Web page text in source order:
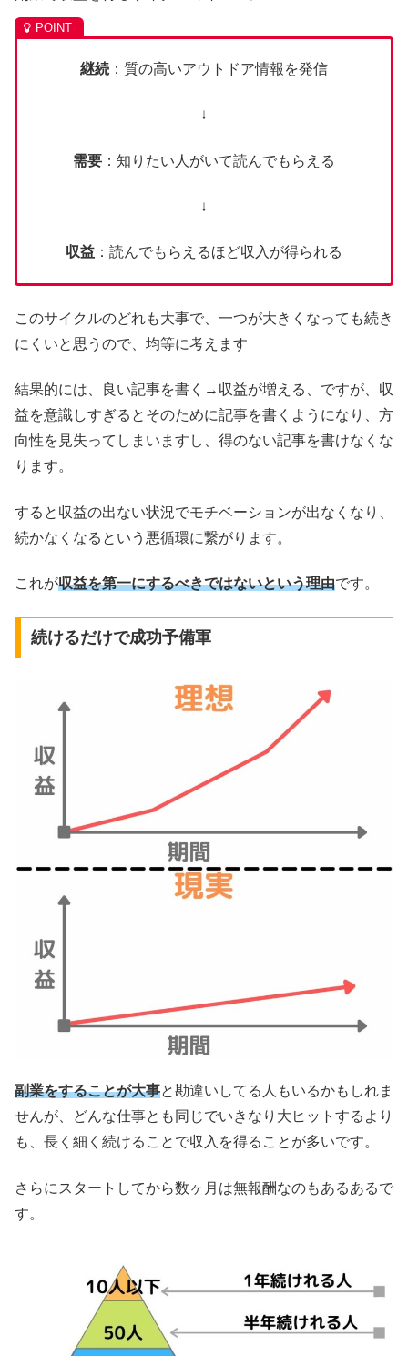
継続 ：質の高いアウトドア情報を発信
↓
需要 ：知りたい人がいて読んでもらえる
↓
収益 ：読んでもらえるほど収入が得られる
このサイクルのどれも大事で、一つが大きくなっても続き
にくいと思うので、均等に考えます
結果的には、良い記事を書く→収益が増える、ですが、収
益を意識しすぎるとそのために記事を書くようになり、方
向性を見失ってしまいますし、得のない記事を書けなくな
ります。
すると収益の出ない状況でモチベーションが出なくなり、
続かなくなるという悪循環に繋がります。
これが収益を第一にするべきではないという理由です。
続けるだけで成功予備軍
副業をすることが大事と勘違いしてる人もいるかもしれま
せんが、どんな仕事とも同じでいきなり大ヒットするより
も、長く細く続けることで収入を得ることが多いです。
さらにスタートしてから数ヶ月は無報酬なのもあるあるで
す。